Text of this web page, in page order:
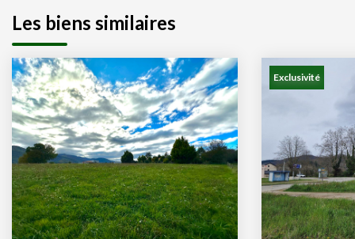
Les biens similaires
Exclusivité